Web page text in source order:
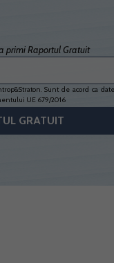
primi Raportul Gratuit
Sunt de acord ca
UE 679/2016